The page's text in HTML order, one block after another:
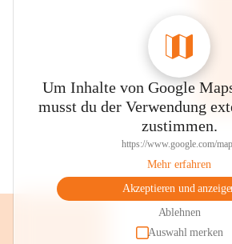
Um Inhalte von Google
musst du der Verwendung
zustimmen.
https://www.google.com/
Mehr erfahren
Akzeptieren und
Ablehnen
Auswahl merken